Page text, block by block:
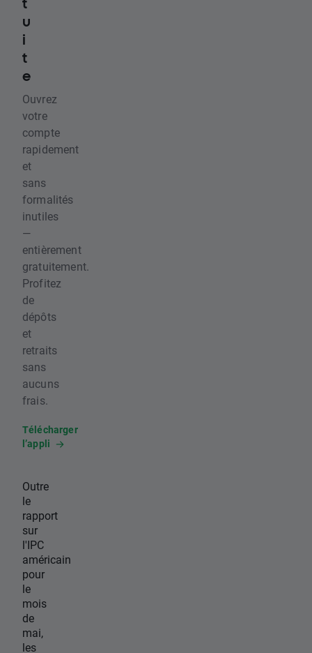
t
u
i
t
e
Ouvrez
votre
compte
rapidement
et
sans
formalités
inutiles
—
entièrement
gratuitement.
Profitez
de
dépôts
et
retraits
sans
aucuns
frais.
Télécharger
l’appli
Outre
le
rapport
sur
l'IPC
américain
pour
le
mois
de
mai,
les